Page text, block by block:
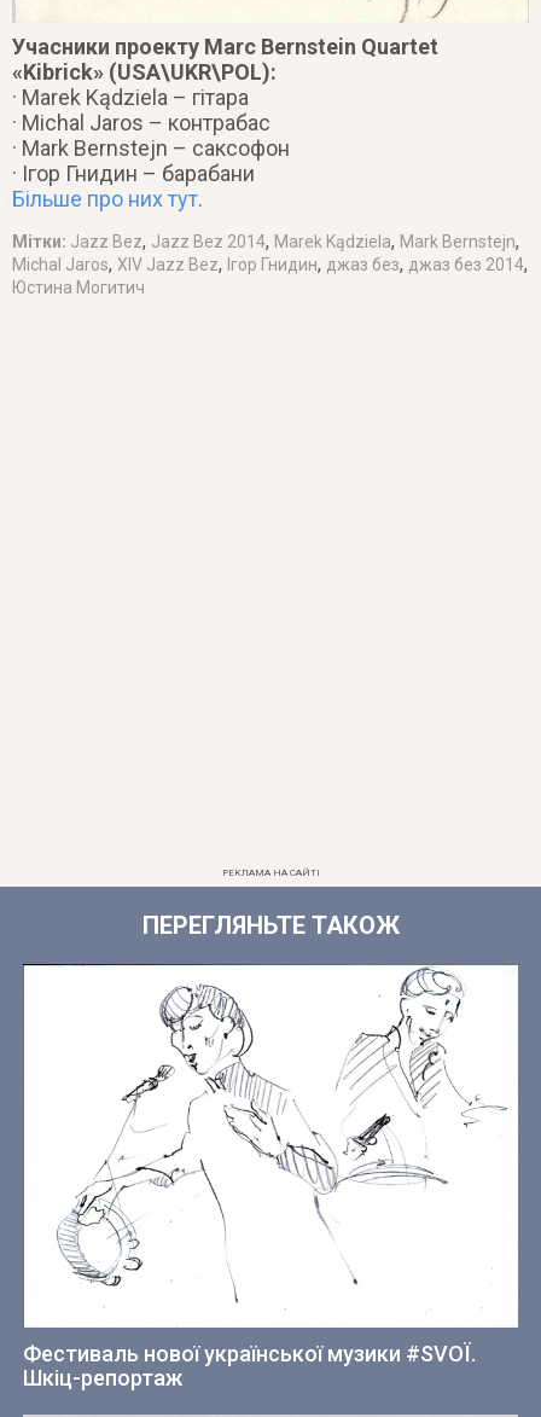
Учасники проекту Marc Bernstein Quartet
«Kibrick» (USA\UKR\POL):
· Marek Kądziela – гітара
· Michal Jaros – контрабас
· Mark Bernstejn – саксофон
· Ігор Гнидин – барабани
Більше про них тут.
Мітки: Jazz Bez, Jazz Bez 2014, Marek Kądziela, Mark Bernstejn,
Michal Jaros, XIV Jazz Bez, Ігор Гнидин, джаз без, джаз без 2014,
Юстина Могитич
РЕКЛАМА НА САЙТІ
ПЕРЕГЛЯНЬТЕ ТАКОЖ
Фестиваль нової української музики #SVOЇ.
Шкіц-репортаж